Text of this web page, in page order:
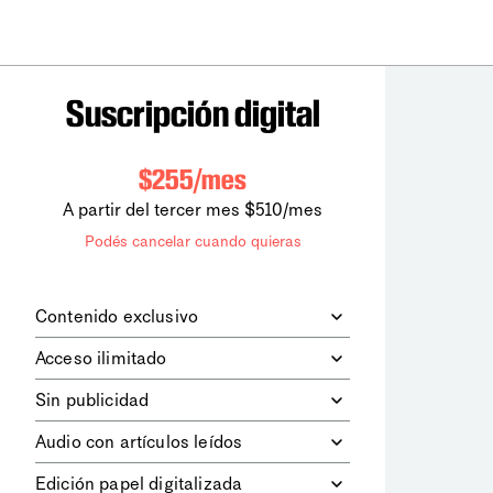
Suscripción digital
$255/mes
A partir del tercer mes $510/mes
Podés cancelar cuando quieras
Contenido exclusivo
digitales dela diaria
los contenidos de Le Monde
diplomatique.
Acceso ilimitado
contenidos.
Sin publicidad
publicitarios.
Audio con artículos leídos
Edición papel digitalizada